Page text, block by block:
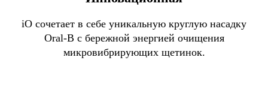
iO сочетает в себе уникальную круглую насадку
Oral-B с бережной энергией очищения
микровибрирующих щетинок.